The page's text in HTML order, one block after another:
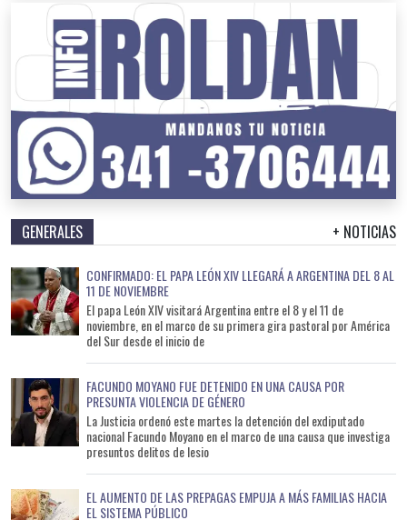
GENERALES + NOTICIAS
CONFIRMADO: EL PAPA LEÓN XIV LLEGARÁ A ARGENTINA DEL 8 AL
11 DE NOVIEMBRE
El papa León XIV visitará Argentina entre el 8 y el 11 de
noviembre, en el marco de su primera gira pastoral por América
del Sur desde el inicio de
FACUNDO MOYANO FUE DETENIDO EN UNA CAUSA POR
PRESUNTA VIOLENCIA DE GÉNERO
La Justicia ordenó este martes la detención del exdiputado
nacional Facundo Moyano en el marco de una causa que investiga
presuntos delitos de lesio
EL AUMENTO DE LAS PREPAGAS EMPUJA A MÁS FAMILIAS HACIA
EL SISTEMA PÚBLICO